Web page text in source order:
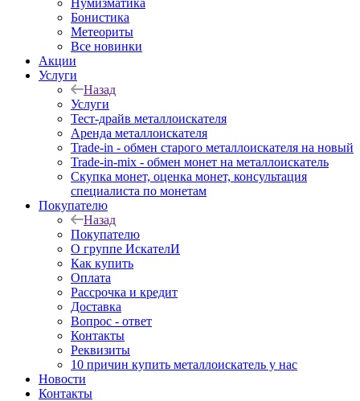
Нумизматика
Бонистика
Метеориты
Все новинки
Акции
Услуги
Назад
Услуги
Тест-драйв металлоискателя
Аренда металлоискателя
Trade-in - обмен старого металлоискателя на новый
Trade-in-mix - обмен монет на металлоискатель
Скупка монет, оценка монет, консультация
специалиста по монетам
Покупателю
Назад
Покупателю
О группе ИскателИ
Как купить
Оплата
Рассрочка и кредит
Доставка
Вопрос - ответ
Контакты
Реквизиты
10 причин купить металлоискатель у нас
Новости
Контакты